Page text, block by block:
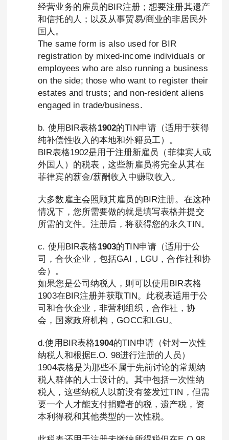
经营业务的雇员的BIR注册；想要注册其遗产
和信托的人；以及从事贸易/商业的非居民外
国人。
The same form is also used for BIR
registration by mixed-income individuals or
employees who are also running a business
on the side; those who want to register their
estates and trusts; and non-resident aliens
engaged in trade/business.
b. 使用BIR表格1902的TIN申请（适用于获得
纯补偿性收入的本地和外籍员工）。
BIR表格1902是用于注册新雇员（菲律宾人或
外国人）的税表，这些新雇员将完全从其在
菲律宾的薪金/薪酬收入中赚取收入。
大多数雇主会照顾其雇员的BIR注册。在这种
情况下，您所需要做的就是填写表格并提交
所需的文件。注册后，将获得您的永久TIN。
c. 使用BIR表格1903的TIN申请（适用于公
司，合伙企业，包括GAI，LGU，合作社和协
会）。
如果您是公司纳税人，则可以使用BIR表格
1903在BIR注册并获取TIN。此税表适用于公
司和合伙企业，非营利组织，合作社，协
会，国家政府机构，GOCC和LGU。
d.使用BIR表格1904的TIN申请（针对一次性
纳税人和根据E.O. 98进行注册的人员）
1904表格是为那些不属于先前讨论的常规纳
税人群体的人士设计的。其中包括一次性纳
税人，这些纳税人以前没有签发过TIN，但需
要一个人才能支付捐赠者的税，遗产税，资
本利得税和其他类型的一次性税。